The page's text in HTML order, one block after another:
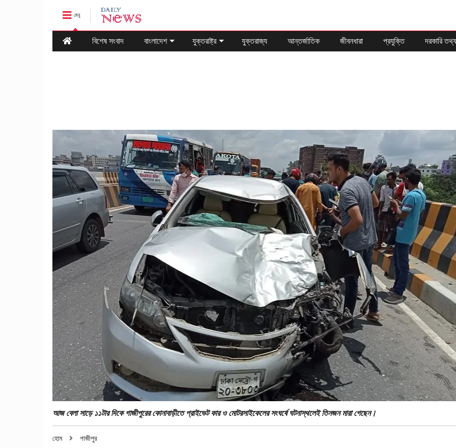
মেনু
বিশেষ সংবাদ বাংলাদেশ যুক্তরাষ্ট্র যুক্তরাজ্য আন্তর্জাতিক জীবনধারা প্রযুক্তি দরকারি তথ্য
আজ বেলা সাড়ে ১১টার দিকে গাজীপুরের কোনাবাড়ীতে প্রাইভেট কার ও মোটরসাইকেলের সংঘর্ষে ঘটনাস্থলেই তিনজন মারা গেছেন।
হোম গাজীপুর